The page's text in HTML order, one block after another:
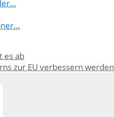
es ab
zur EU verbessern werden